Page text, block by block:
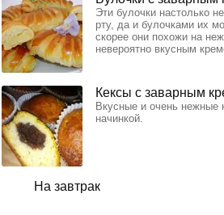
На завтрак
Эти булочки настолько
рту, да и булочками их
скорее они похожи на
невероятно вкусным
Кексы с заварным
Вкусные и очень нежные
начинкой.